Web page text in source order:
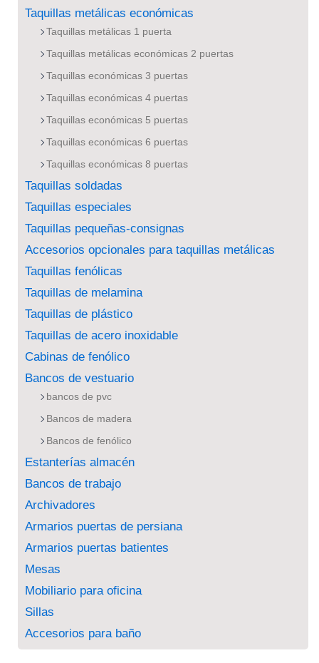
Taquillas metálicas económicas
Taquillas metálicas 1 puerta
Taquillas metálicas económicas 2 puertas
Taquillas económicas 3 puertas
Taquillas económicas 4 puertas
Taquillas económicas 5 puertas
Taquillas económicas 6 puertas
Taquillas económicas 8 puertas
Taquillas soldadas
Taquillas especiales
Taquillas pequeñas-consignas
Accesorios opcionales para taquillas metálicas
Taquillas fenólicas
Taquillas de melamina
Taquillas de plástico
Taquillas de acero inoxidable
Cabinas de fenólico
Bancos de vestuario
bancos de pvc
Bancos de madera
Bancos de fenólico
Estanterías almacén
Bancos de trabajo
Archivadores
Armarios puertas de persiana
Armarios puertas batientes
Mesas
Mobiliario para oficina
Sillas
Accesorios para baño